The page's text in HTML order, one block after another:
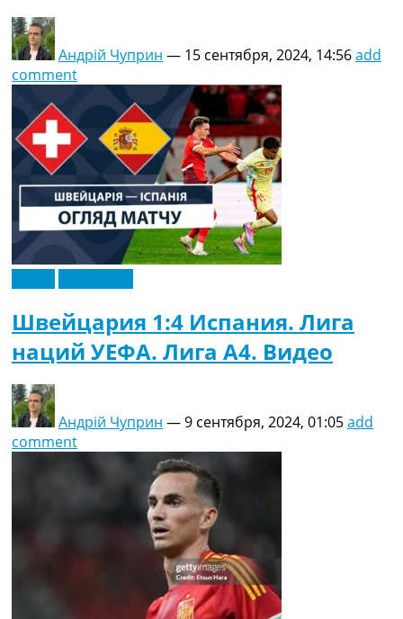
Андрій Чуприн — 15 сентября, 2024, 14:56add
comment
Швейцария 1:4 Испания. Лига
наций УЕФА. Лига A4. Видео
Андрій Чуприн —9 сентября, 2024, 01:05add
comment